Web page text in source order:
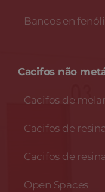
Bancos en
Cacifos não
Cacifos de
Cacifos de
Cacifos de
Open Spaces